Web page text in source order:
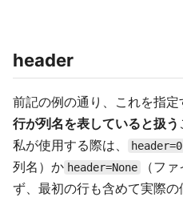
header
前記の例の通り、これを指定
行が列名を表していると扱う
私が使用する際は、
header=0
列名）か header=None
（フ
ず、最初の行も含めて実際